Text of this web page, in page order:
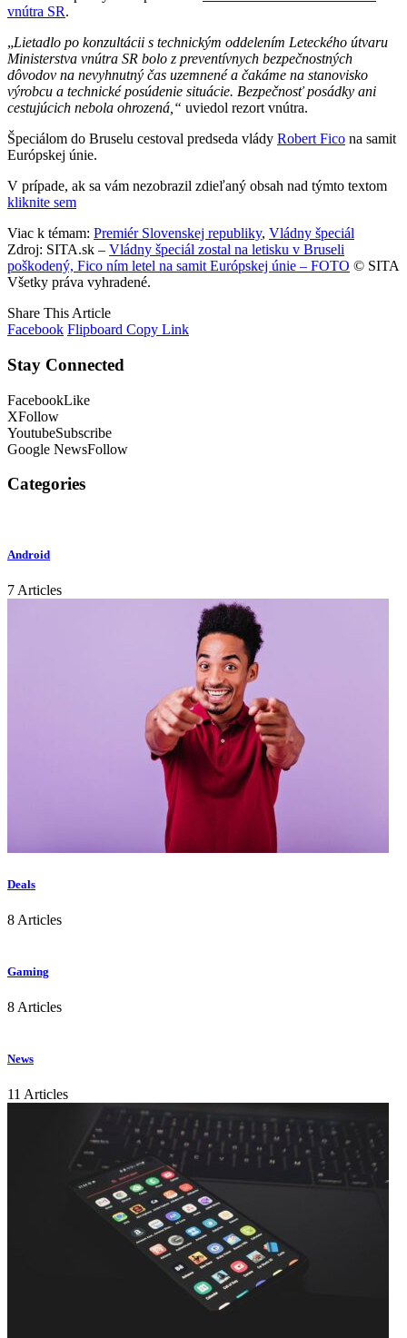
vnútra SR.
„Lietadlo po konzultácii s technickým oddelením Leteckého útvaru
Ministerstva vnútra SR bolo z preventívnych bezpečnostných
dôvodov na nevyhnutný čas uzemnené a čakáme na stanovisko
výrobcu a technické posúdenie situácie. Bezpečnosť posádky ani
cestujúcich nebola ohrozená,“ uviedol rezort vnútra.
Špeciálom do Bruselu cestoval predseda vlády Robert Fico na samit
Európskej únie.
V prípade, ak sa vám nezobrazil zdieľaný obsah nad týmto textom
kliknite sem
Viac k témam: Premiér Slovenskej republiky, Vládny špeciál
Zdroj: SITA.sk – Vládny špeciál zostal na letisku v Bruseli
poškodený, Fico ním letel na samit Európskej únie – FOTO © SITA
Všetky práva vyhradené.
Share This Article
Facebook Flipboard Copy Link
Stay Connected
FacebookLike
XFollow
YoutubeSubscribe
Google NewsFollow
Categories
Android
7 Articles
Deals
8 Articles
Gaming
8 Articles
News
11 Articles